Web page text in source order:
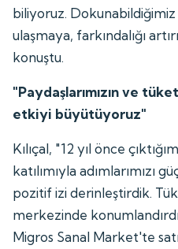
biliyoruz.
ulaşmaya, farkındalığı
konuştu.
"Paydaşlarımızın ve
etkiyi büyütüyoruz"
Kılıçal, "12 yıl önce
katılımıyla adımlarımızı
pozitif izi derinleştirdik.
merkezinde
Migros Sanal Market'te